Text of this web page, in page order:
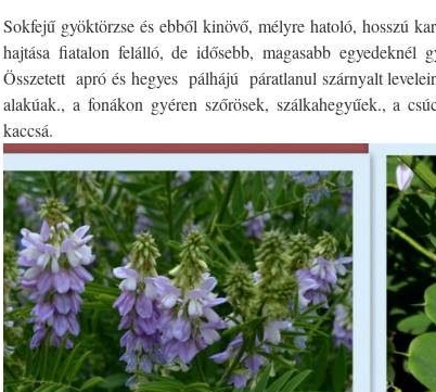
Sokfejű gyöktörzse és ebből kinövő, mélyre hatoló, hosszú
hajtása fiatalon felálló, de idősebb, magasabb egyedeknél
Összetett apró és hegyes pálhájú páratlanul szárnyalt
alakúak., a fonákon gyéren szőrösek, szálkahegyűek., a
kaccsá.